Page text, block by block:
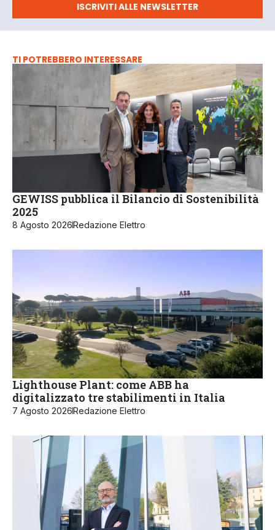
ISCRIVITI ALLE NEWSLETTER
TI POTREBBERO INTERESSARE
GEWISS pubblica il Bilancio di Sostenibilità
2025
8 Agosto 2026Redazione Elettro
Lighthouse Plant: come ABB ha
digitalizzato tre stabilimenti in Italia
7 Agosto 2026Redazione Elettro